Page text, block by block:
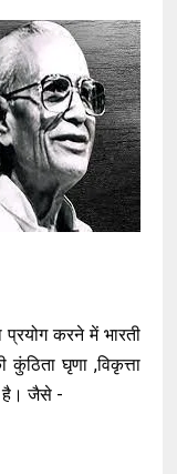
प्रयोग करने में भारती
घृणा ,विकृत्ता
है। जैसे -